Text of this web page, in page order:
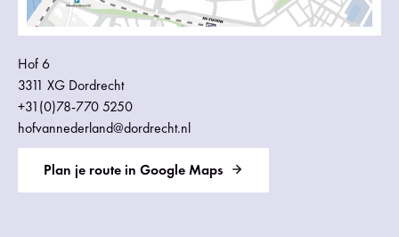
Hof 6
3311 XG Dordrecht
+31(0)78-770 5250
hofvannederland@dordrecht.nl
Plan je route in Google Maps